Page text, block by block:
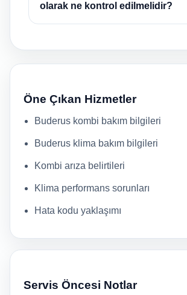
olarak ne kontrol edilmelidir?
Öne Çıkan Hizmetler
Buderus kombi bakım bilgileri
Buderus klima bakım bilgileri
Kombi arıza belirtileri
Klima performans sorunları
Hata kodu yaklaşımı
Servis Öncesi Notlar